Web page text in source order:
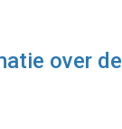
over de